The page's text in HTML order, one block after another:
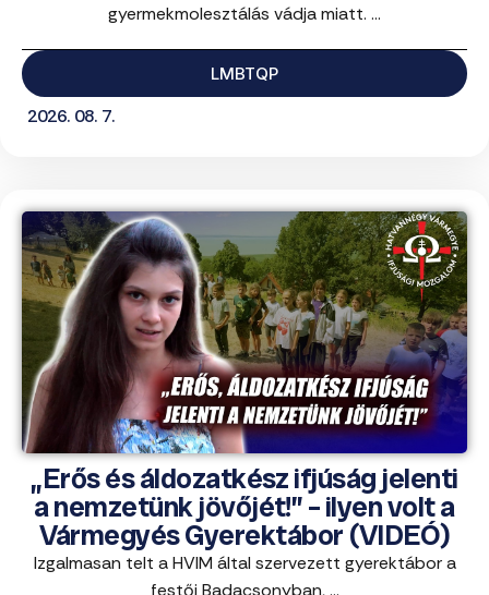
gyermekmolesztálás vádja miatt. ...
LMBTQP
2026. 08. 7.
„Erős és áldozatkész ifjúság jelenti
a nemzetünk jövőjét!” – ilyen volt a
Vármegyés Gyerektábor (VIDEÓ)
Izgalmasan telt a HVIM által szervezett gyerektábor a
festői Badacsonyban, ...